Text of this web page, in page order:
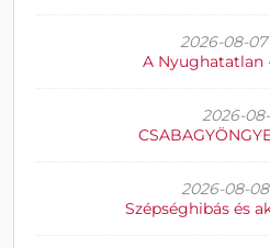
2026-08-07
A Nyughatatlan
2026-
2026-08-08
Szépséghibás és